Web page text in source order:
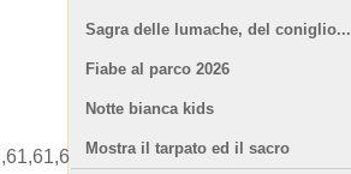
Sagra delle lumache, del coniglio...
Fiabe al parco 2026
Notte bianca kids
Mostra il tarpato ed il sacro